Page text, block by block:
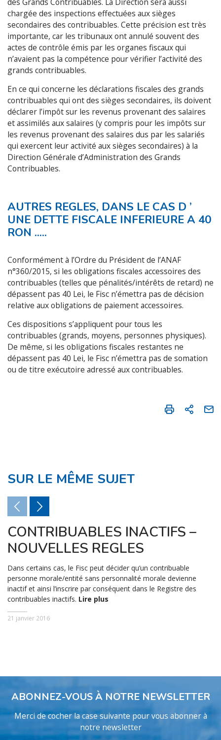
chargée des inspections effectuées aux sièges
secondaires des contribuables. Cette précision est très
importante, car les tribunaux ont annulé souvent des
actes de contrôle émis par les organes fiscaux qui
n’avaient pas la compétence pour vérifier l’activité des
grands contribuables.
En ce qui concerne les déclarations fiscales des grands
contribuables qui ont des sièges secondaires, ils doivent
déclarer l’impôt sur les revenus provenant des salaires
et assimilés aux salaires (y compris pour les impôts sur
les revenus provenant des salaires dus par les salariés
qui exercent leur activité aux sièges secondaires) à la
Direction Générale d’Administration des Grands
Contribuables.
AUTRES REGLES, DANS LE CAS D ’
UNE DETTE FISCALE INFERIEURE A 40
RON .....
Conformément à l’Ordre du Président de l’ANAF
n°360/2015, si les obligations fiscales accessoires des
contribuables (telles que pénalités/intérêts de retard) ne
dépassent pas 40 Lei, le Fisc n’émettra pas de décision
relative aux obligations de paiement accessoires.
Ces dispositions s’appliquent pour tous les
contribuables (grands, moyens, personnes physiques).
De même, si les obligations fiscales restantes ne
dépassent pas 40 Lei, le Fisc n’émettra pas de somation
ou de titre exécutoire adressé aux contribuables.
SUR LE MÊME SUJET
CONTRIBUABLES INACTIFS –
NOUVELLES REGLES
Dans certains cas, le Fisc peut décider qu’un contribuable
personne morale/entité sans personnalité morale devienne
inactif et ainsi l’inscrire par conséquent dans le Registre des
contribuables inactifs. Lire plus
21 janvier 2016
ABONNEZ-VOUS À NOTRE NEWSLETTER
Merci de cocher la case suivante pour vous abonner à
notre newsletter